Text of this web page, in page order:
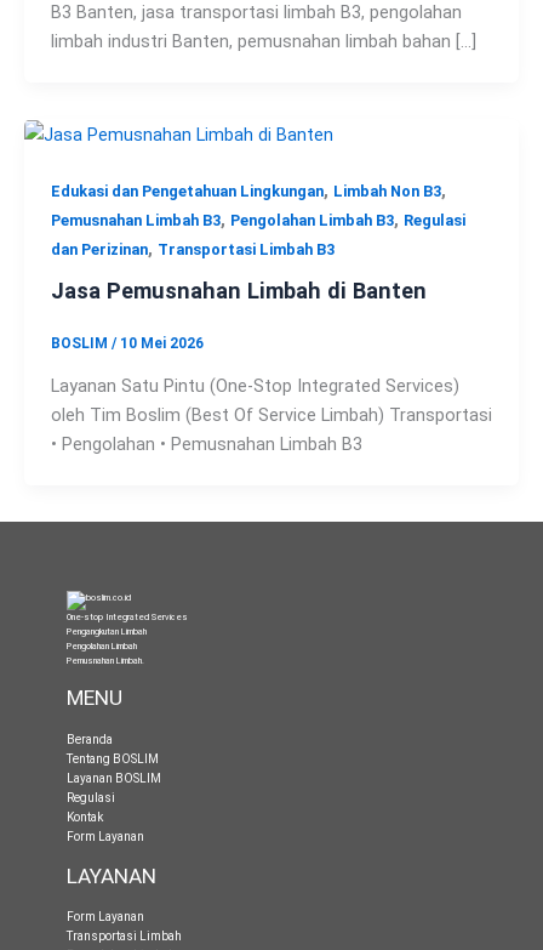
B3 Banten, jasa transportasi limbah B3, pengolahan
limbah industri Banten, pemusnahan limbah bahan […]
Edukasi dan Pengetahuan Lingkungan, Limbah Non B3,
Pemusnahan Limbah B3, Pengolahan Limbah B3, Regulasi
dan Perizinan, Transportasi Limbah B3
Jasa Pemusnahan Limbah di Banten
BOSLIM / 10 Mei 2026
Layanan Satu Pintu (One-Stop Integrated Services)
oleh Tim Boslim (Best Of Service Limbah) Transportasi
• Pengolahan • Pemusnahan Limbah B3
One-stop Integrated Services
Pengangkutan Limbah
Pengolahan Limbah
Pemusnahan Limbah.
MENU
Beranda
Tentang BOSLIM
Layanan BOSLIM
Regulasi
Kontak
Form Layanan
LAYANAN
Form Layanan
Transportasi Limbah